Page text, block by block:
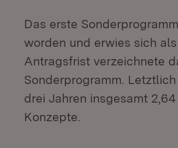
Das erste
worden und erwies sich
Antragsfrist verzeichnete
Sonderprogramm.
drei Jahren insgesamt
Konzepte.